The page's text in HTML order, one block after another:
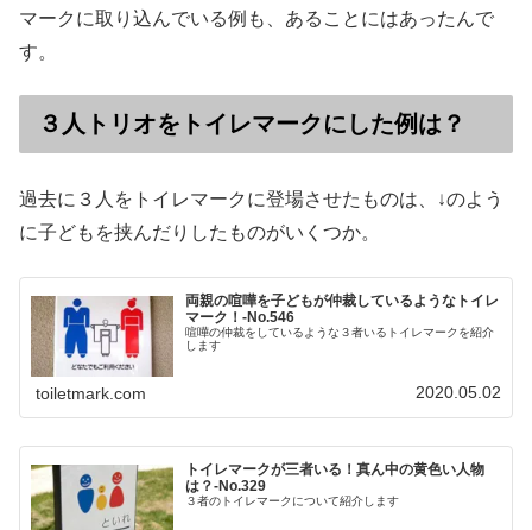
マークに取り込んでいる例も、あることにはあったんで
す。
３人トリオをトイレマークにした例は？
過去に３人をトイレマークに登場させたものは、↓のよう
に子どもを挟んだりしたものがいくつか。
両親の喧嘩を子どもが仲裁しているようなトイレ
マーク！‐No.546
喧嘩の仲裁をしているような３者いるトイレマークを紹介
します
toiletmark.com 2020.05.02
トイレマークが三者いる！真ん中の黄色い人物
は？‐No.329
３者のトイレマークについて紹介します